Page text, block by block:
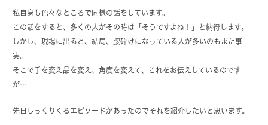
私自身も色々なところで同様の話をしています。
この話をすると、多くの人がその時は「そうですよね！」と納得します。
しかし、現場に出ると、結局、腰砕けになっている人が多いのもまた事
実。
そこで手を変え品を変え、角度を変えて、これをお伝えしているのです
が…
先日しっくりくるエピソードがあったのでそれを紹介したいと思います。